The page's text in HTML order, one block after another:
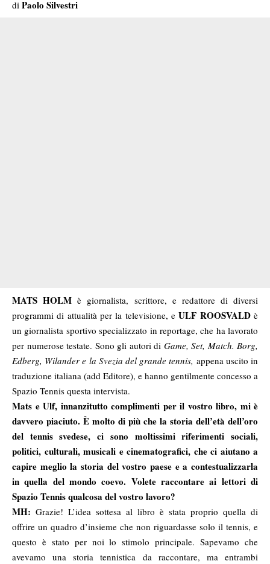
di Paolo Silvestri
MATS HOLM è giornalista, scrittore, e redattore di diversi
programmi di attualità per la televisione, eULF ROOSVALDè
un giornalista sportivo specializzato in reportage, che ha lavorato
per numerose testate. Sono gli autori di Game, Set, Match. Borg,
Edberg, Wilander e la Svezia del grande tennis, appena uscito in
traduzione italiana (add Editore), e hanno gentilmente concesso a
Spazio Tennis questa intervista.
Mats e Ulf, innanzitutto complimenti per il vostro libro, mi è
davvero piaciuto. È molto di più che la storia dell’età dell’oro
del tennis svedese, ci sono moltissimi riferimenti sociali,
politici, culturali, musicali e cinematografici, che ci aiutano a
capire meglio la storia del vostro paese e a contestualizzarla
in quella del mondo coevo. Volete raccontare ai lettori di
Spazio Tennis qualcosa del vostro lavoro?
MH: Grazie! L’idea sottesa al libro è stata proprio quella di
offrire un quadro d’insieme che non riguardasse solo il tennis, e
questo è stato per noi lo stimolo principale. Sapevamo che
avevamo una storia tennistica da raccontare, ma entrambi